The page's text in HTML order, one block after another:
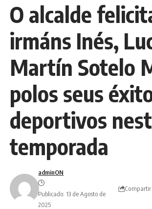
O alcalde
irmáns Inés,
Martín Sotelo
polos seus
deportivos
temporada
adminON
Publicado: 13 de Agosto de
2025
Compartir